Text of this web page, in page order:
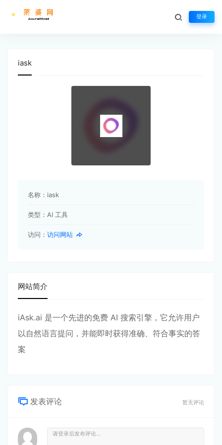
登录
iask
名称： iask
类型： AI 工具
访问： 访问网站
网站简介
iAsk.ai 是一个先进的免费 AI 搜索引擎，它允许用户
以自然语言提问，并能即时获得准确、符合事实的答
案
发表评论 暂无评论